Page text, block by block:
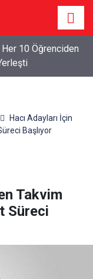
Her 10 Öğrenciden
Hacı Adayları İçin
Başlıyor
Takvim
Süreci